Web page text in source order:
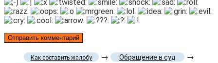
Как составить жалобу → Обращение в суд →